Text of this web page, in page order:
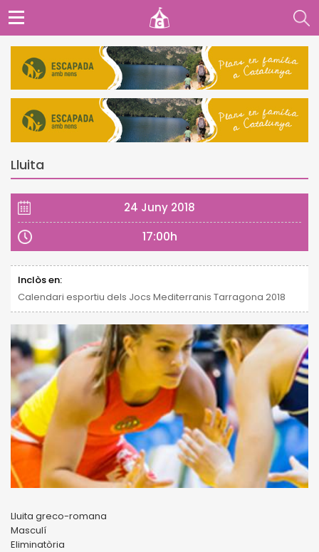
Lluita
24 Juny 2018
17:00h
Inclòs en:
Calendari esportiu dels Jocs Mediterranis Tarragona 2018
Lluita greco-romana
Masculí
Eliminatòria